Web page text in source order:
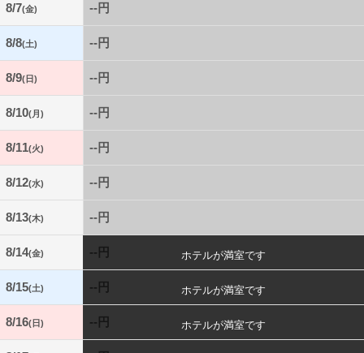
8/7(金) --円
8/8(土) --円
8/9(日) --円
8/10(月) --円
8/11(火) --円
8/12(水) --円
8/13(木) --円
8/14(金) --円
8/15(土) --円
8/16(日) --円